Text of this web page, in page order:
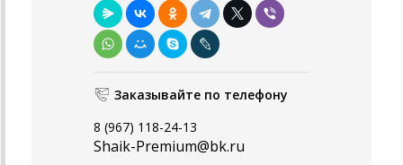
Заказывайте по телефону
8 (967) 118-24-13
Shaik-Premium@bk.ru